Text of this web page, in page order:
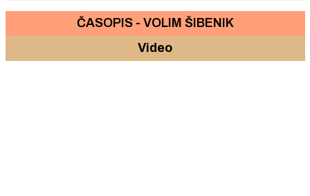
ČASOPIS - VOLIM ŠIBENIK
Video